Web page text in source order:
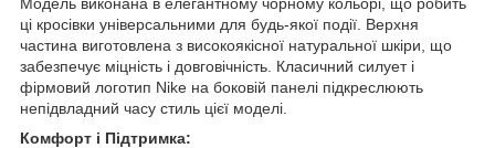
ці кросівки універсальними для будь-якої події. Верхня
частина виготовлена з високоякісної натуральної шкіри, що
забезпечує міцність і довговічність. Класичний силует і
фірмовий логотип Nike на боковій панелі підкреслюють
непідвладний часу стиль цієї моделі.
Комфорт і Підтримка: